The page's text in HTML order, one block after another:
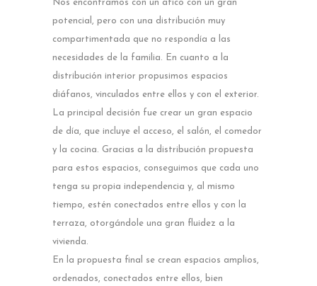
Nos encontramos con un ático con un gran
potencial, pero con una distribución muy
compartimentada que no respondía a las
necesidades de la familia. En cuanto a la
distribución interior propusimos espacios
diáfanos, vinculados entre ellos y con el exterior.
La principal decisión fue crear un gran espacio
de día, que incluye el acceso, el salón, el comedor
y la cocina. Gracias a la distribución propuesta
para estos espacios, conseguimos que cada uno
tenga su propia independencia y, al mismo
tiempo, estén conectados entre ellos y con la
terraza, otorgándole una gran fluidez a la
vivienda.
En la propuesta final se crean espacios amplios,
ordenados, conectados entre ellos, bien